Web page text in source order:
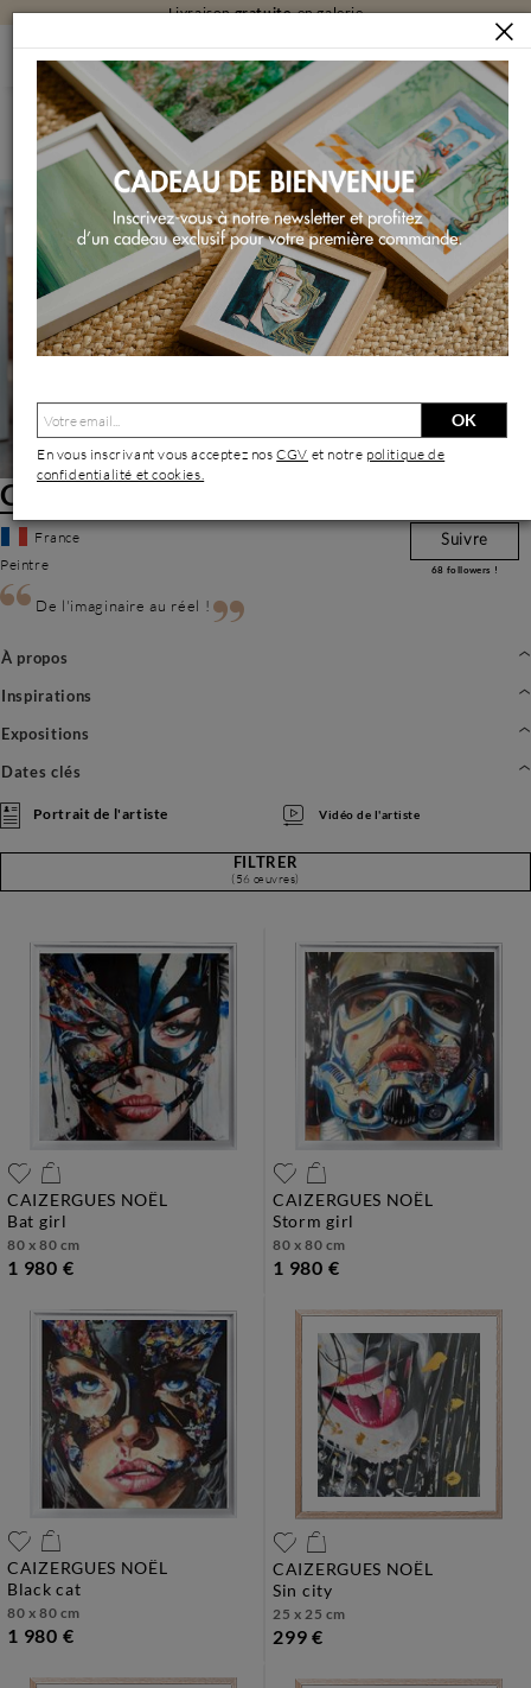
Livraisongratuiteen galerie
ARTISTES CAIZERGUES NOËL
Caizergues Noël | Artiste Contemporain : Oeuvres & Biographie
Caizergues Noël
France
Peintre
Suivre
68 followers !
De l'imaginaire au réel !
À propos
Inspirations
Expositions
Dates clés
Portrait de l'artiste Vidéo de l'artiste
FILTRER
(56 œuvres)
CAIZERGUES NOËL
bat girl
80 x 80 cm
1 980 €
CAIZERGUES NOËL
storm girl
80 x 80 cm
1 980 €
CAIZERGUES NOËL
black cat
80 x 80 cm
1 980 €
CAIZERGUES NOËL
sin city
25 x 25 cm
299 €
OK
En vous inscrivant vous acceptez nosCGV et notre politique de
confidentialité et cookies.